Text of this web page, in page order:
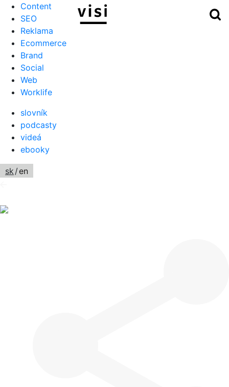
Menu
Content
SEO
Reklama
Ecommerce
Brand
Social
Web
Worklife
slovník
podcasty
videá
ebooky
sk/en